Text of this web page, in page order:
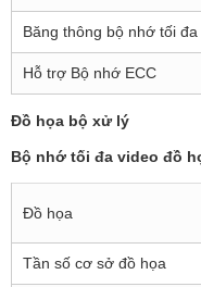
Băng thông bộ nhớ tối đa
Hỗ trợ Bộ nhớ ECC
Đồ họa bộ xử lý
Bộ nhớ tối đa video đồ
Đồ họa
Tần số cơ sở đồ họa